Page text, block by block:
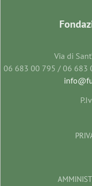
Via di
06 683 00 795 / 06 683